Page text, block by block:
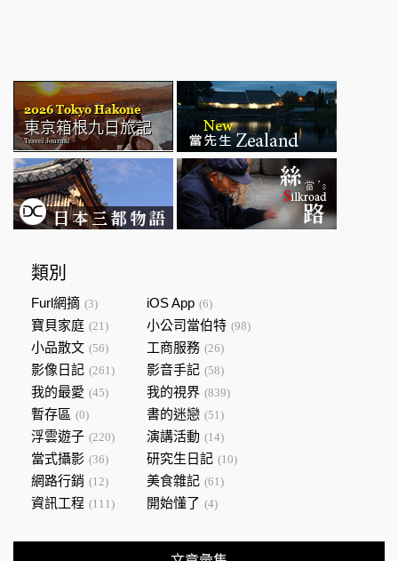
類別
Furl網摘 (3) iOS App (6)
寶貝家庭 (21) 小公司當伯特 (98)
小品散文 (56) 工商服務 (26)
影像日記 (261) 影音手記 (58)
我的最愛 (45) 我的視界 (839)
暫存區 (0) 書的迷戀 (51)
浮雲遊子 (220) 演講活動 (14)
當式攝影 (36) 研究生日記 (10)
網路行銷 (12) 美食雜記 (61)
資訊工程 (111) 開始懂了 (4)